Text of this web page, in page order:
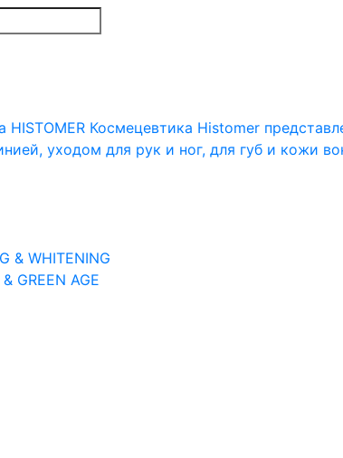
Космецевтика Histomer
уходом для рук и ног, для губ и кожи
& WHITENING
GREEN AGE